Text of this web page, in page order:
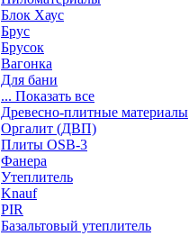
Блок Хаус
Брус
Брусок
Вагонка
Для бани
... Показать все
Древесно-плитные материалы
Оргалит (ДВП)
Плиты OSB-3
Фанера
Утеплитель
Knauf
PIR
Базальтовый утеплитель